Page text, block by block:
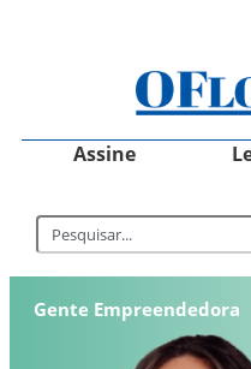
Assine
Gente Empreendedora